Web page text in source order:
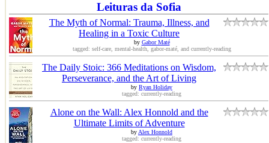
Leituras da Sofia
The Myth of Normal: Trauma, Illness, and
Healing in a Toxic Culture
by Gabor Maté
tagged: self-care, mental-health, gabor-maté, and currently-reading
The Daily Stoic: 366 Meditations on Wisdom,
Perseverance, and the Art of Living
by Ryan Holiday
tagged: currently-reading
Alone on the Wall: Alex Honnold and the
Ultimate Limits of Adventure
by Alex Honnold
tagged: currently-reading